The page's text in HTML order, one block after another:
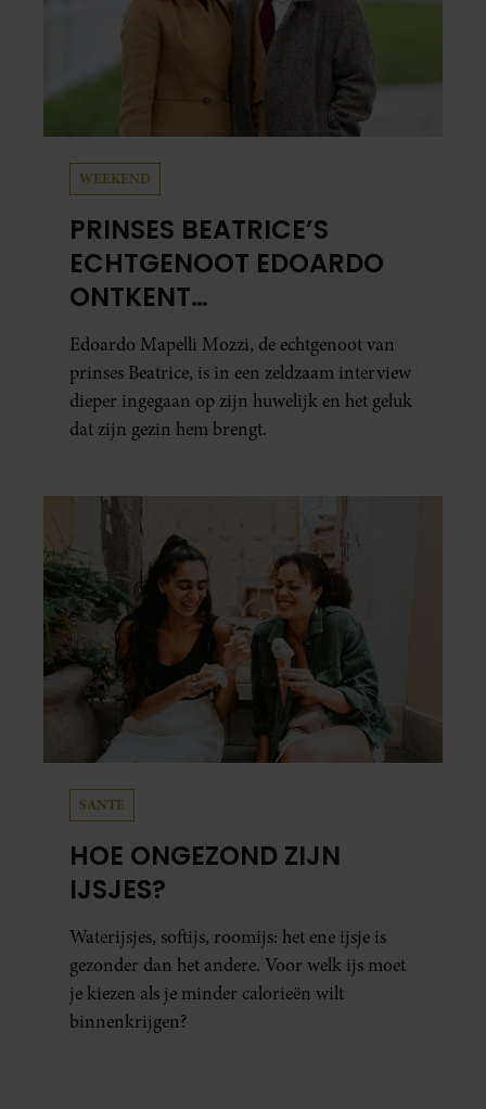
WEEKEND
PRINSES BEATRICE’S
ECHTGENOOT EDOARDO
ONTKENT
HUWELIJKSPROBLEMEN
Edoardo Mapelli Mozzi, de echtgenoot van
prinses Beatrice, is in een zeldzaam interview
dieper ingegaan op zijn huwelijk en het geluk
dat zijn gezin hem brengt.
SANTE
HOE ONGEZOND ZIJN
IJSJES?
Waterijsjes, softijs, roomijs: het ene ijsje is
gezonder dan het andere. Voor welk ijs moet
je kiezen als je minder calorieën wilt
binnenkrijgen?